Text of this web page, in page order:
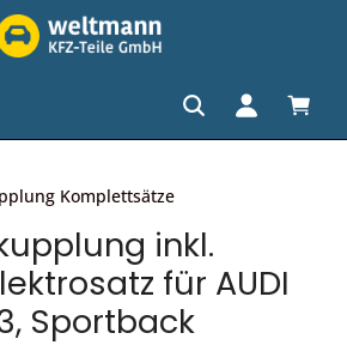
Komplettsätze
inkl.
für AUDI
Sportback